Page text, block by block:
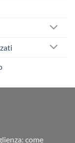
come